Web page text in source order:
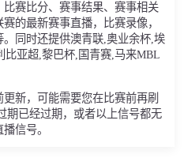
赛比分、赛事结果、赛事相关
的最新赛事直播，比赛录像，
同时还提供澳青联,奥业余杯,埃
比亚超,黎巴杯,国青赛,马来MBL
更新，可能需要您在比赛前再刷
期已经过期，或者以上信号都无
信号。